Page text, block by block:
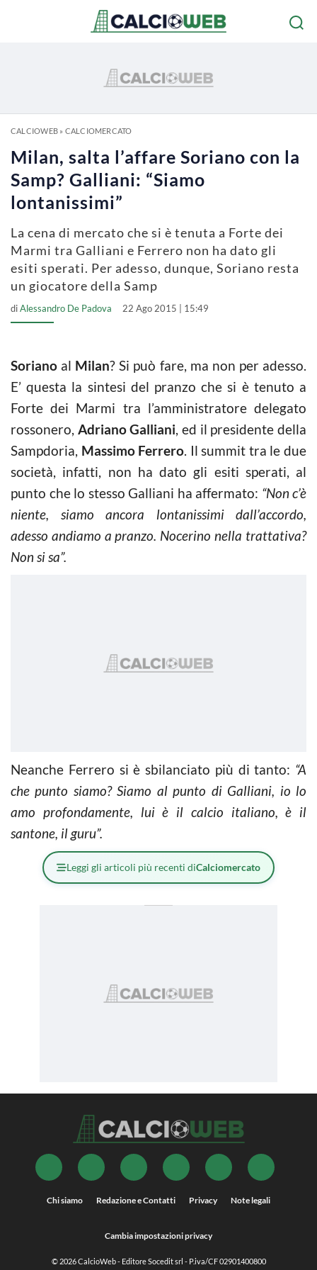
CALCIOWEB» CALCIOMERCATO
Milan, salta l’affare Soriano con la
Samp? Galliani: “Siamo
lontanissimi”
La cena di mercato che si è tenuta a Forte dei
Marmi tra Galliani e Ferrero non ha dato gli
esiti sperati. Per adesso, dunque, Soriano resta
un giocatore della Samp
diAlessandro De Padova 22 Ago 2015 | 15:49
Soriano al Milan? Si può fare, ma non per adesso.
E’ questa la sintesi del pranzo che si è tenuto a
Forte dei Marmi tra l’amministratore delegato
rossonero, Adriano Galliani, ed il presidente della
Sampdoria, Massimo Ferrero. Il summit tra le due
società, infatti, non ha dato gli esiti sperati, al
punto che lo stesso Galliani ha affermato: “Non c’è
niente, siamo ancora lontanissimi dall’accordo,
adesso andiamo a pranzo. Nocerino nella trattativa?
Non si sa”.
Neanche Ferrero si è sbilanciato più di tanto: “A
che punto siamo? Siamo al punto di Galliani, io lo
amo profondamente, lui è il calcio italiano, è il
santone, il guru”.
Leggi gli articoli più recenti diCalciomercato
Chi siamo Redazione e Contatti Privacy Note legali
Cambia impostazioni privacy
© 2026CalcioWeb- Editore Socedit srl - P.iva/CF 02901400800